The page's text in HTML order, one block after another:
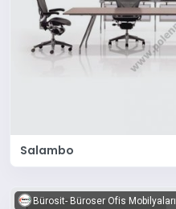
Salambo
Bürosit- Büroser Ofis Mobilyaları